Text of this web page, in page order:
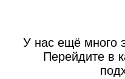
У нас ещё много
Перейдите в